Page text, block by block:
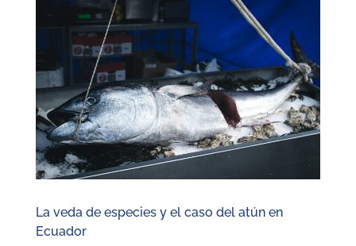
La veda de especies y el caso del atún en
Ecuador